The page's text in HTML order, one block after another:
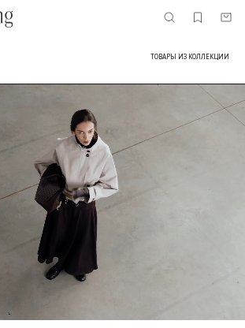
ТОВАРЫ ИЗ КОЛЛЕКЦИИ